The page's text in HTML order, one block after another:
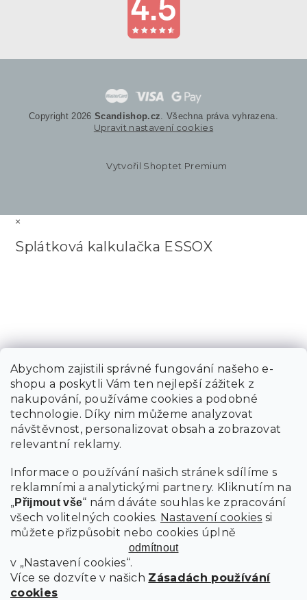
Abychom zajistili správné fungování našeho e-
shopu a poskytli Vám ten nejlepší zážitek z
nakupování, používáme cookies a podobné
technologie. Díky nim můžeme analyzovat
návštěvnost, personalizovat obsah a zobrazovat
relevantní reklamy.
Informace o používání našich stránek sdílíme s
reklamními a analytickými partnery. Kliknutím na
„Přijmout vše“ nám dáváte souhlas ke zpracování
všech volitelných cookies. Nastavení cookies si
můžete přizpůsobit nebo cookies úplně
odmítnout
v „Nastavení cookies“.
Více se dozvíte v našich Zásadách používání
cookies
Vytvořil Shoptet Premium
Copyright 2026 Scandishop.cz . Všechna práva vyhrazena.
Upravit nastavení cookies
×
Splátková kalkulačka ESSOX